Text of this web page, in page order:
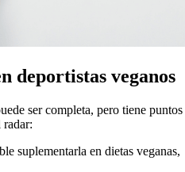
deportistas veganos
ser completa, pero tiene puntos
radar:
suplementarla en dietas veganas,